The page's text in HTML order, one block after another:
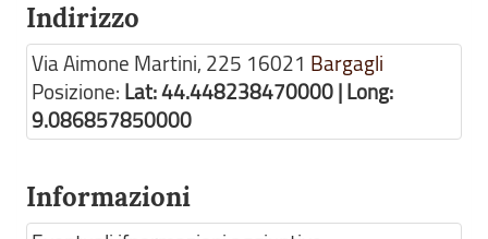
Indirizzo
Via Aimone Martini, 225 16021 Bargagli
Posizione: Lat: 44.448238470000 | Long:
9.086857850000
Informazioni